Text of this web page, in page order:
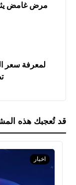
لمعرفة سعر
قد تُعجبك هذه
اخبار